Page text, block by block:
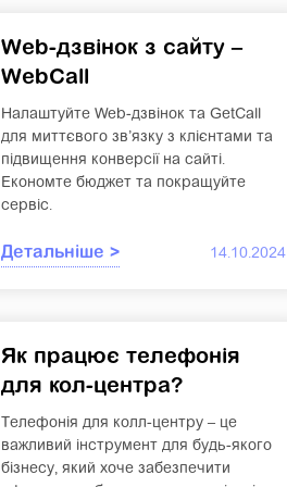
Web-дзвінок з сайту –
WebCall
Налаштуйте Web-дзвінок та GetCall
для миттєвого зв’язку з клієнтами та
підвищення конверсії на сайті.
Економте бюджет та покращуйте
сервіс.
Детальніше > 14.10.2024
Як працює телефонія
для кол-центра?
Телефонія для колл-центру – це
важливий інструмент для будь-якого
бізнесу, який хоче забезпечити